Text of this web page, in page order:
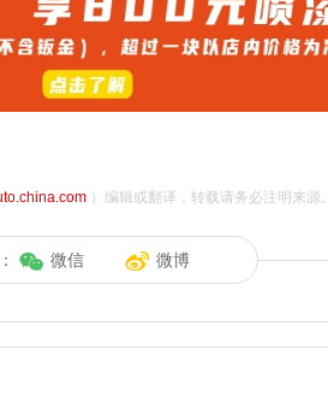
）编辑或翻译，转载请务必注明来源。
微信 微博